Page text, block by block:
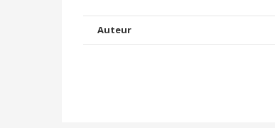
Auteur